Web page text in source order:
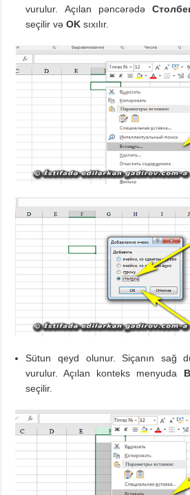
vurulur. Açılan pəncərədə
seçilir vəOK sıxılır.
Sütun qeyd olunur. Siçanın sağ
vurulur. Açılan konteks menyuda
seçilir.